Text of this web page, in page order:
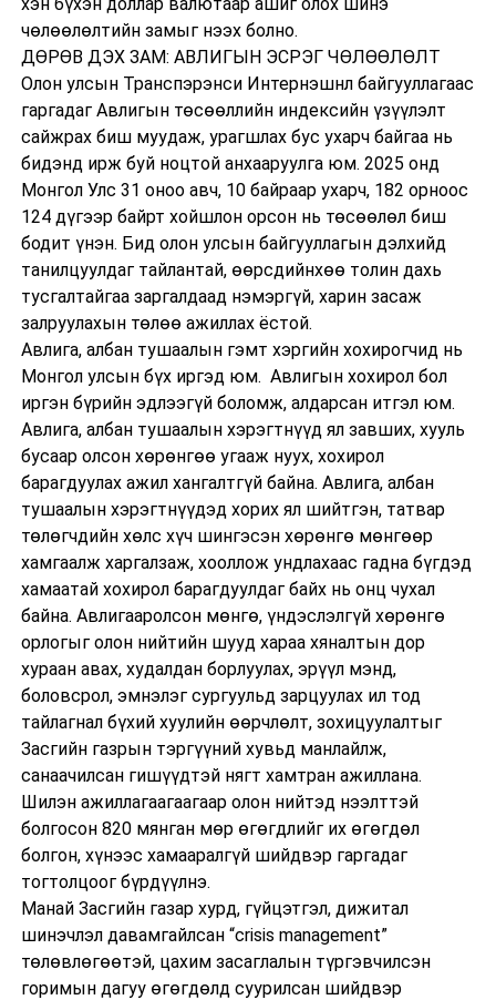
чөлөөлөлтийн замыг нээх болно.
ДӨРӨВ ДЭХ ЗАМ: АВЛИГЫН ЭСРЭГ ЧӨЛӨӨЛӨЛТ
Олон улсын Транспэрэнси Интернэшнл байгууллагаас
гаргадаг Авлигын төсөөллийн индексийн үзүүлэлт
сайжрах биш муудаж, урагшлах бус ухарч байгаа нь
бидэнд ирж буй ноцтой анхааруулга юм. 2025 онд
Монгол Улс 31 оноо авч, 10 байраар ухарч, 182 орноос
124 дүгээр байрт хойшлон орсон нь төсөөлөл биш
бодит үнэн. Бид олон улсын байгууллагын дэлхийд
танилцуулдаг тайлантай, өөрсдийнхөө толин дахь
тусгалтайгаа заргалдаад нэмэргүй, харин засаж
залруулахын төлөө ажиллах ёстой.
Авлига, албан тушаалын гэмт хэргийн хохирогчид нь
Монгол улсын бүх иргэд юм. Авлигын хохирол бол
иргэн бүрийн эдлээгүй боломж, алдарсан итгэл юм.
Авлига, албан тушаалын хэрэгтнүүд ял завших, хууль
бусаар олсон хөрөнгөө угааж нуух, хохирол
барагдуулах ажил хангалтгүй байна. Авлига, албан
тушаалын хэрэгтнүүдэд хорих ял шийтгэн, татвар
төлөгчдийн хөлс хүч шингэсэн хөрөнгө мөнгөөр
хамгаалж харгалзаж, хооллож ундлахаас гадна бүгдэд
хамаатай хохирол барагдуулдаг байх нь онц чухал
байна. Авлигааролсон мөнгө, үндэслэлгүй хөрөнгө
орлогыг олон нийтийн шууд хараа хяналтын дор
хураан авах, худалдан борлуулах, эрүүл мэнд,
боловсрол, эмнэлэг сургуульд зарцуулах ил тод
тайлагнал бүхий хуулийн өөрчлөлт, зохицуулалтыг
Засгийн газрын тэргүүний хувьд манлайлж,
санаачилсан гишүүдтэй нягт хамтран ажиллана.
Шилэн ажиллагаагаагаар олон нийтэд нээлттэй
болгосон 820 мянган мөр өгөгдлийг их өгөгдөл
болгон, хүнээс хамааралгүй шийдвэр гаргадаг
тогтолцоог бүрдүүлнэ.
Манай Засгийн газар хурд, гүйцэтгэл, дижитал
шинэчлэл давамгайлсан “crisis management”
төлөвлөгөөтэй, цахим засаглалын түргэвчилсэн
горимын дагуу өгөгдөлд суурилсан шийдвэр